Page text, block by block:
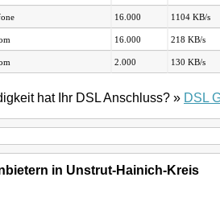
16.000 1104 KB/s
16.000 218 KB/s
2.000 130 KB/s
hat Ihr DSL Anschluss? » DSL
in Unstrut-Hainich-Kreis